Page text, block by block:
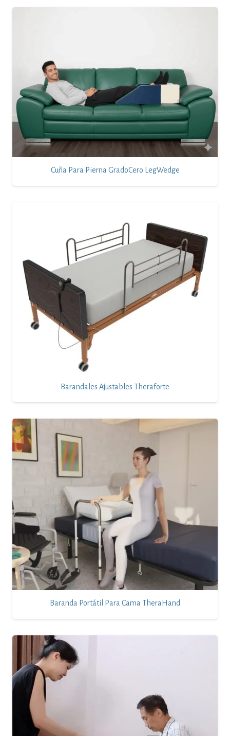
Cuña Para Pierna GradoCero LegWedge
Barandales Ajustables Theraforte
Baranda Portátil Para Cama TheraHand